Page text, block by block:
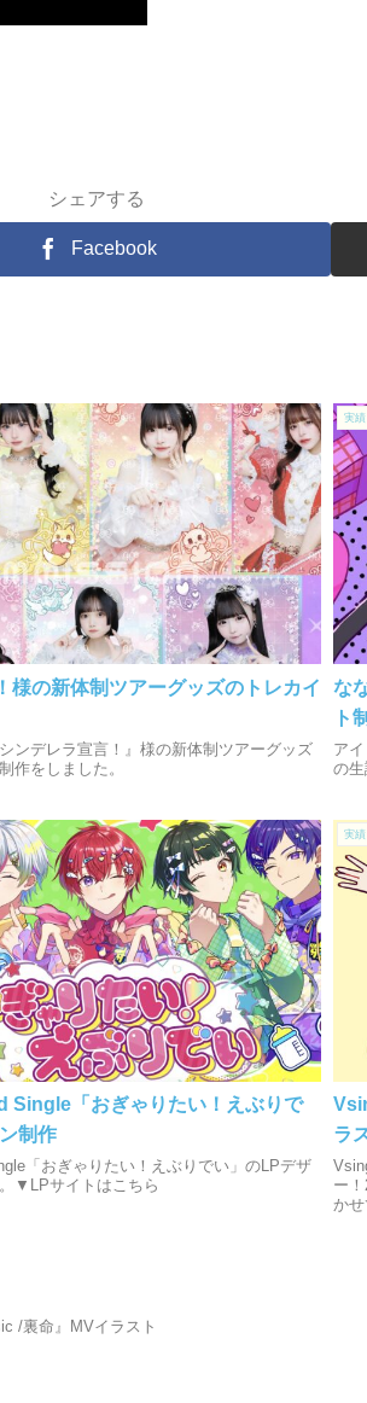
シェアする
Facebook
様の新体制ツアーグッズのトレカイ
ンデレラ宣言！』様の新体制ツアーグッズ
作をしました。
実績
な
ト
ア
の
Single「おぎゃりたい！えぶりで
制作
「おぎゃりたい！えぶりでい」のLPデザ
▼LPサイトはこちら
実績
ラ
ー
か
/裏命』MVイラスト